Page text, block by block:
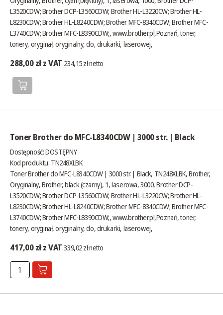
L3520CDW; Brother DCP-L3560CDW; Brother HL-L3220CW; Brother HL-
L8230CDW; Brother HL-L8240CDW; Brother MFC-8340CDW; Brother MFC-
L3740CDW; Brother MFC-L8390CDW;,www.brother.pl,Poznań, toner,
tonery, oryginał, oryginalny, do, drukarki, laserowej,
288,00 zł z VAT 234,15 zł netto
Toner Brother do MFC-L8340CDW | 3000 str. | Black
Dostępność:DOSTĘPNY
Kod produktu: TN248XLBK
Toner Brother do MFC-L8340CDW | 3000 str. | Black, TN248XLBK, Brother,
Oryginalny, Brother, black (czarny), 1, laserowa, 3000, Brother DCP-
L3520CDW; Brother DCP-L3560CDW; Brother HL-L3220CW; Brother HL-
L8230CDW; Brother HL-L8240CDW; Brother MFC-8340CDW; Brother MFC-
L3740CDW; Brother MFC-L8390CDW;,www.brother.pl,Poznań, toner,
tonery, oryginał, oryginalny, do, drukarki, laserowej,
417,00 zł z VAT 339,02 zł netto